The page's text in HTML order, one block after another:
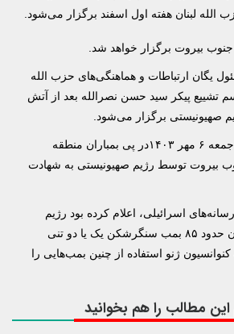
الله لبنان هفته اول اسفند برگزار می‌شود.
بیروت برگزار خواهد شد.
یگان ارتباطات و هماهنگی‌های حزب الله
تشییع پیکر سید حسن نصرالله بعد از آتش
صهیونیستی برگزار می‌شود.
سید حسن نصرالله، روز جمعه ۶ مهر ۱۴۰۳در پی بمباران منطقه
بیروت توسط رژیم صهیونیستی به شهادت
اسرائیلی، اعلام کرده بود رژیم
صهیونیستی در این بمباران حدود ۸۵ بمب سنگرشکن یک یا دو تنی
ژنو استفاده از چنین بمب‌هایی را
این مطالب را هم بخوانید